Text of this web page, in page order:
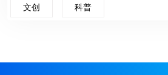
文创 科普